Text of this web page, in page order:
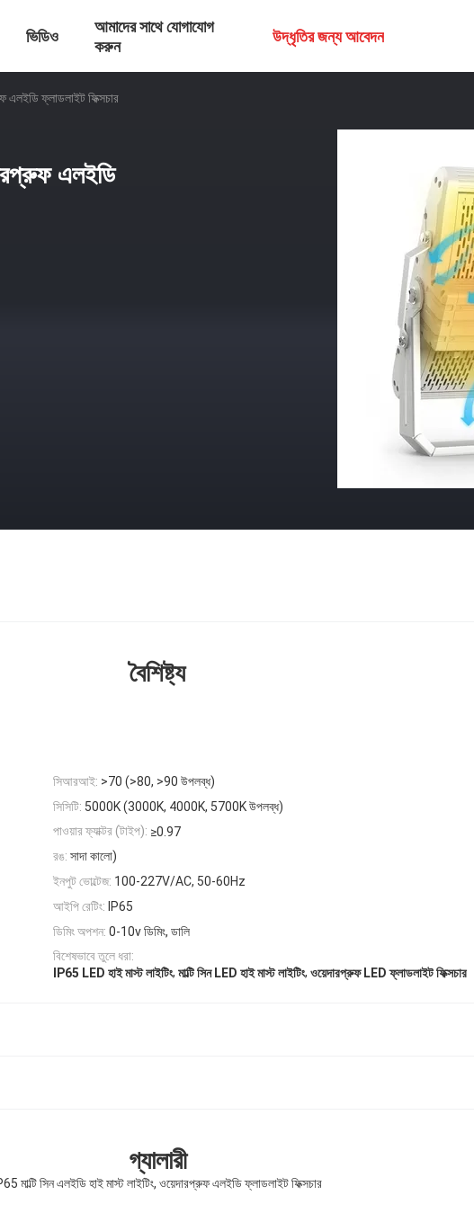
ভিডিও
আমাদের সাথে যোগাযোগ
করুন
উদ্ধৃতির জন্য আবেদন
এলইডি ফ্লাডলাইট ফিক্সচার
এলইডি
বৈশিষ্ট্য
সিআরআই: >70 (>80, >90 উপলব্ধ)
সিসিটি: 5000K (3000K, 4000K, 5700K উপলব্ধ)
পাওয়ার ফ্যাক্টর (টাইপ): ≥0.97
রঙ: সাদা কালো)
ইনপুট ভোল্টেজ: 100-227V/AC, 50-60Hz
আইপি রেটিং: IP65
ডিমিং অপশন: 0-10v ডিমিং, ডালি
বিশেষভাবে তুলে ধরা:
IP65 LED হাই মাস্ট লাইটিং, মাল্টি সিন LED হাই মাস্ট লাইটিং, ওয়েদারপ্রুফ LED ফ্লাডলাইট ফিক্সচার
গ্যালারী
মাল্টি সিন এলইডি হাই মাস্ট লাইটিং, ওয়েদারপ্রুফ এলইডি ফ্লাডলাইট ফিক্সচার